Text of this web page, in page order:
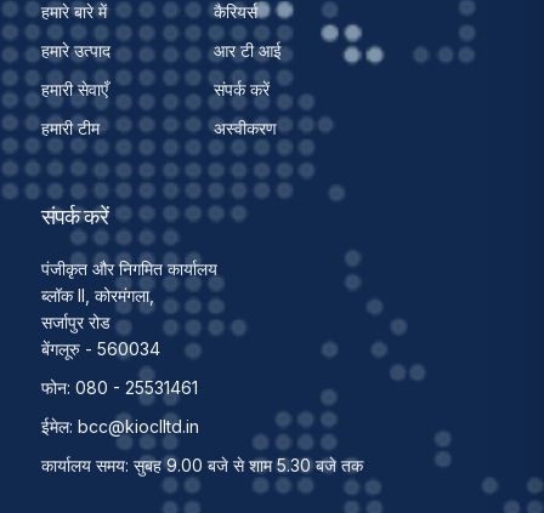
हमारे बारे में
हमारे उत्पाद
हमारी सेवाएँ
हमारी टीम
कैरियर्स
आर टी आई
संपर्क करें
अस्वीकरण
संपर्क करें
पंजीकृत और निगमित कार्यालय
ब्लॉक II, कोरमंगला,
सर्जापुर रोड
बेंगलूरु - 560034
फोन: 080 - 25531461
ईमेल: bcc@kioclltd.in
कार्यालय समय: सुबह 9.00 बजे से शाम 5.30 बजे तक